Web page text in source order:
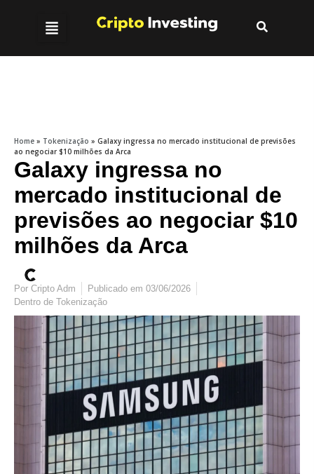
Home » Tokenização » Galaxy ingressa no mercado institucional de previsões
ao negociar $10 milhões da Arca
Galaxy ingressa no
mercado institucional de
previsões ao negociar $10
milhões da Arca
Por Cripto Adm Publicado em 03/06/2026
Dentro de Tokenização